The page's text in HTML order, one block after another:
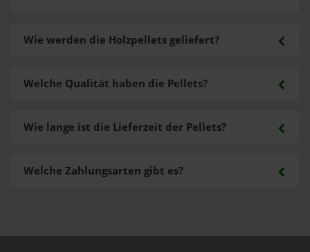
Wie werden die Holzpellets geliefert?
Welche Zahlungsarten gibt es?
Welche Qualität haben die Pellets?
Wie lange ist die Lieferzeit der Pellets?